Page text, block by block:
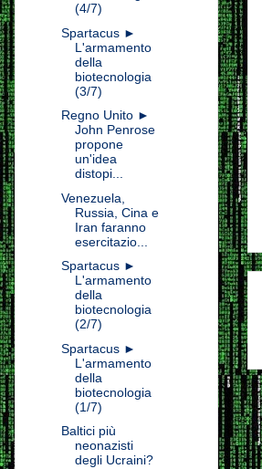
(4/7)
Spartacus ►
L'armamento
della
biotecnologia
(3/7)
Regno Unito ►
John Penrose
propone
un'idea
distopi...
Venezuela,
Russia, Cina e
Iran faranno
esercitazio...
Spartacus ►
L'armamento
della
biotecnologia
(2/7)
Spartacus ►
L'armamento
della
biotecnologia
(1/7)
Baltici più
neonazisti
degli Ucraini?